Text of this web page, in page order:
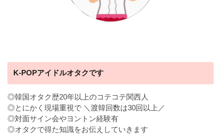
K-POPアイドルオタクです
◎韓国オタク歴20年以上のコテコテ関西人
◎とにかく現場重視で ＼渡韓回数は30回以上／
◎対面サイン会やヨントン経験有
◎オタクで得た知識をお伝えしていきます